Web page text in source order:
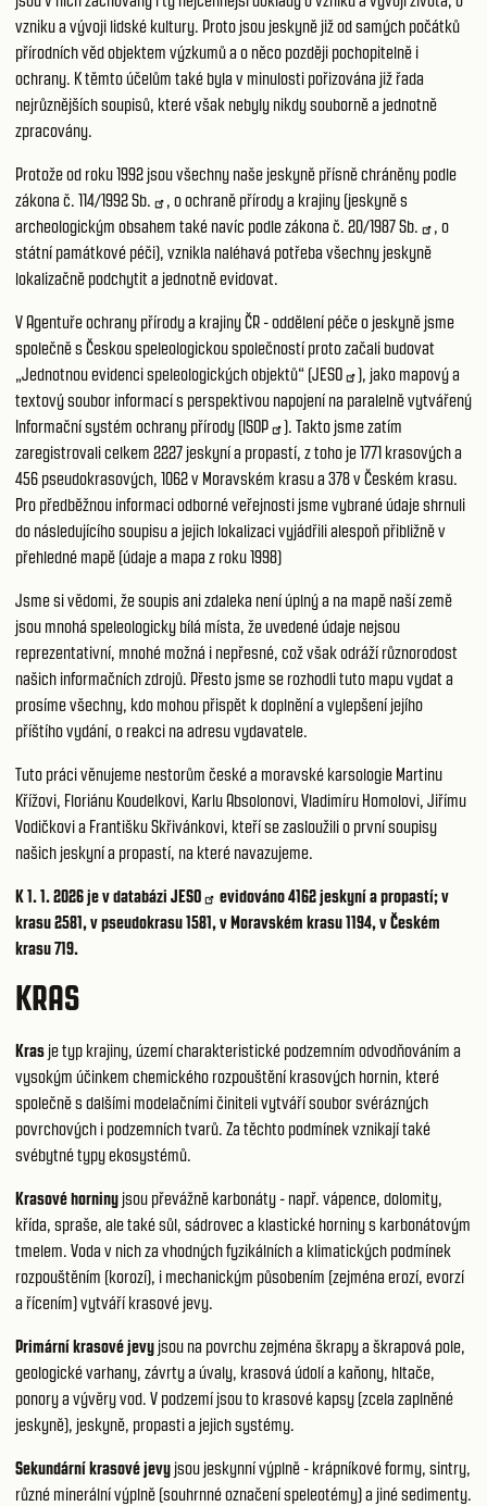
vzniku a vývoji lidské kultury. Proto jsou jeskyně již od samých počátků
přírodních věd objektem výzkumů a o něco později pochopitelně i
ochrany. K těmto účelům také byla v minulosti pořizována již řada
nejrůznějších soupisů, které však nebyly nikdy souborně a jednotně
zpracovány.
Protože od roku 1992 jsou všechny naše jeskyně přísně chráněny podle
zákona č. 114/1992 Sb.
, o ochraně přírody a krajiny (jeskyně s
archeologickým obsahem také navíc podle zákona č. 20/1987 Sb.
, o
státní památkové péči), vznikla naléhavá potřeba všechny jeskyně
lokalizačně podchytit a jednotně evidovat.
V Agentuře ochrany přírody a krajiny ČR - oddělení péče o jeskyně jsme
společně s Českou speleologickou společností proto začali budovat
„Jednotnou evidenci speleologických objektů“ (JESO
), jako mapový a
textový soubor informací s perspektivou napojení na paralelně vytvářený
Informační systém ochrany přírody (ISOP
). Takto jsme zatím
zaregistrovali celkem 2227 jeskyní a propastí, z toho je 1771 krasových a
456 pseudokrasových, 1062 v Moravském krasu a 378 v Českém krasu.
Pro předběžnou informaci odborné veřejnosti jsme vybrané údaje shrnuli
do následujícího soupisu a jejich lokalizaci vyjádřili alespoň přibližně v
přehledné mapě (údaje a mapa z roku 1998)
Jsme si vědomi, že soupis ani zdaleka není úplný a na mapě naší země
jsou mnohá speleologicky bílá místa, že uvedené údaje nejsou
reprezentativní, mnohé možná i nepřesné, což však odráží různorodost
našich informačních zdrojů. Přesto jsme se rozhodli tuto mapu vydat a
prosíme všechny, kdo mohou přispět k doplnění a vylepšení jejího
příštího vydání, o reakci na adresu vydavatele.
Tuto práci věnujeme nestorům české a moravské karsologie Martinu
Křížovi, Floriánu Koudelkovi, Karlu Absolonovi, Vladimíru Homolovi, Jiřímu
Vodičkovi a Františku Skřivánkovi, kteří se zasloužili o první soupisy
našich jeskyní a propastí, na které navazujeme.
K 1. 1. 2026 je v databázi JESO
evidováno 4162 jeskyní a propastí; v
krasu 2581, v pseudokrasu 1581, v Moravském krasu 1194, v Českém
krasu 719.
KRAS
Kras je typ krajiny, území charakteristické podzemním odvodňováním a
vysokým účinkem chemického rozpouštění krasových hornin, které
společně s dalšími modelačními činiteli vytváří soubor svérázných
povrchových i podzemních tvarů. Za těchto podmínek vznikají také
svébytné typy ekosystémů.
Krasové horniny jsou převážně karbonáty - např. vápence, dolomity,
křída, spraše, ale také sůl, sádrovec a klastické horniny s karbonátovým
tmelem. Voda v nich za vhodných fyzikálních a klimatických podmínek
rozpouštěním (korozí), i mechanickým působením (zejména erozí, evorzí
a řícením) vytváří krasové jevy.
Primární krasové jevy jsou na povrchu zejména škrapy a škrapová pole,
geologické varhany, závrty a úvaly, krasová údolí a kaňony, hltače,
ponory a vývěry vod. V podzemí jsou to krasové kapsy (zcela zaplněné
jeskyně), jeskyně, propasti a jejich systémy.
Sekundární krasové jevy jsou jeskynní výplně - krápníkové formy, sintry,
různé minerální výplně (souhrnné označení speleotémy) a jiné sedimenty.